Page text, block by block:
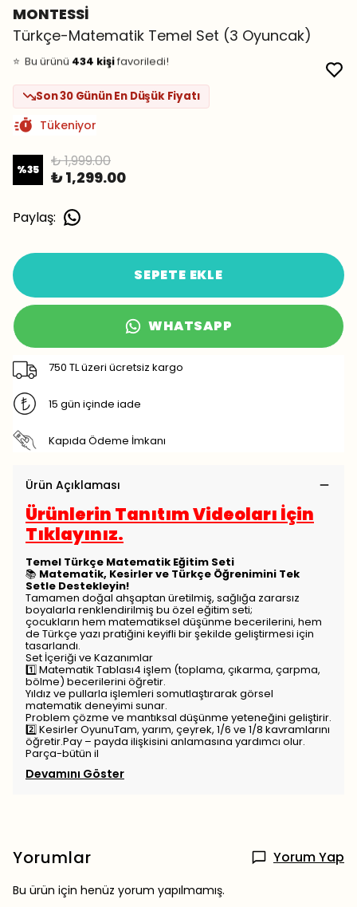
MONTESSİ
Türkçe-Matematik Temel Set (3 Oyuncak)
👀 Şu an 28 kişiinceliyor!
Bu ürünü
🛒 44 kişisepetine ekledi!
✅ Bugün42 adetsatıldı
Son 30 Günün En Düşük Fiyatı
Tükeniyor
%35 ₺ 1,999.00
₺ 1,299.00
Paylaş:
SEPETE EKLE
WHATSAPP
750 TL üzeri ücretsiz kargo
15 gün içinde iade
Kapıda Ödeme İmkanı
Ürün Açıklaması
Ürünlerin Tanıtım Videoları İçin
Tıklayınız.
Temel Türkçe Matematik Eğitim Seti
📚 Matematik, Kesirler ve Türkçe Öğrenimini Tek
Setle Destekleyin!
Tamamen doğal ahşaptan üretilmiş, sağlığa zararsız
boyalarla renklendirilmiş bu özel eğitim seti;
çocukların hem matematiksel düşünme becerilerini, hem
de Türkçe yazı pratiğini keyifli bir şekilde geliştirmesi için
tasarlandı.
Set İçeriği ve Kazanımlar
1️⃣ Matematik Tablası4 işlem (toplama, çıkarma, çarpma,
bölme) becerilerini öğretir.
Yıldız ve pullarla işlemleri somutlaştırarak görsel
matematik deneyimi sunar.
Problem çözme ve mantıksal düşünme yeteneğini geliştirir.
2️⃣ Kesirler OyunuTam, yarım, çeyrek, 1/6 ve 1/8 kavramlarını
öğretir.Pay – payda ilişkisini anlamasına yardımcı olur.
Parça-bütün il
Devamını Göster
Yorumlar Yorum Yap
Bu ürün için henüz yorum yapılmamış.